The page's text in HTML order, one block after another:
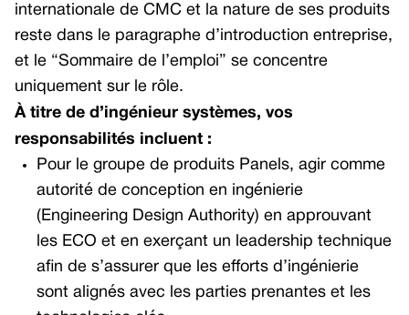
Software FMS
GNSS Receivers
Doppler Velocity Sensors
internationale de CMC et la nature de ses produits
reste dans le paragraphe d’introduction entreprise,
et le “Sommaire de l’emploi” se concentre
uniquement sur le rôle.
À titre de d’ingénieur systèmes, vos
responsabilités incluent :
Pour le groupe de produits Panels, agir comme
autorité de conception en ingénierie
(Engineering Design Authority) en approuvant
les ECO et en exerçant un leadership technique
afin de s’assurer que les efforts d’ingénierie
sont alignés avec les parties prenantes et les